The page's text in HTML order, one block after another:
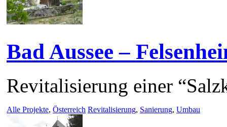
Bad Aussee –
Revitalisierung einer
Alle Projekte, Österreich Revitalisierung, Sanierung, Umbau